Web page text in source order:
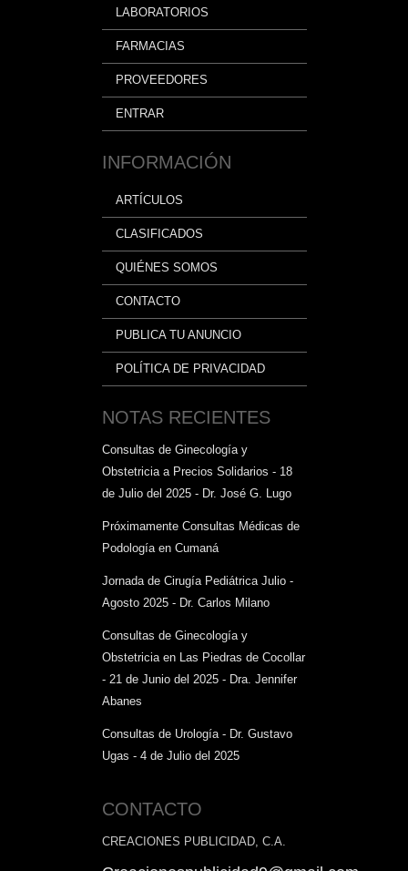
LABORATORIOS
FARMACIAS
PROVEEDORES
ENTRAR
INFORMACIÓN
ARTÍCULOS
CLASIFICADOS
QUIÉNES SOMOS
CONTACTO
PUBLICA TU ANUNCIO
POLÍTICA DE PRIVACIDAD
NOTAS RECIENTES
Consultas de Ginecología y
Obstetricia a Precios Solidarios - 18
de Julio del 2025 - Dr. José G. Lugo
Próximamente Consultas Médicas de
Podología en Cumaná
Jornada de Cirugía Pediátrica Julio -
Agosto 2025 - Dr. Carlos Milano
Consultas de Ginecología y
Obstetricia en Las Piedras de Cocollar
- 21 de Junio del 2025 - Dra. Jennifer
Abanes
Consultas de Urología - Dr. Gustavo
Ugas - 4 de Julio del 2025
CONTACTO
CREACIONES PUBLICIDAD, C.A.